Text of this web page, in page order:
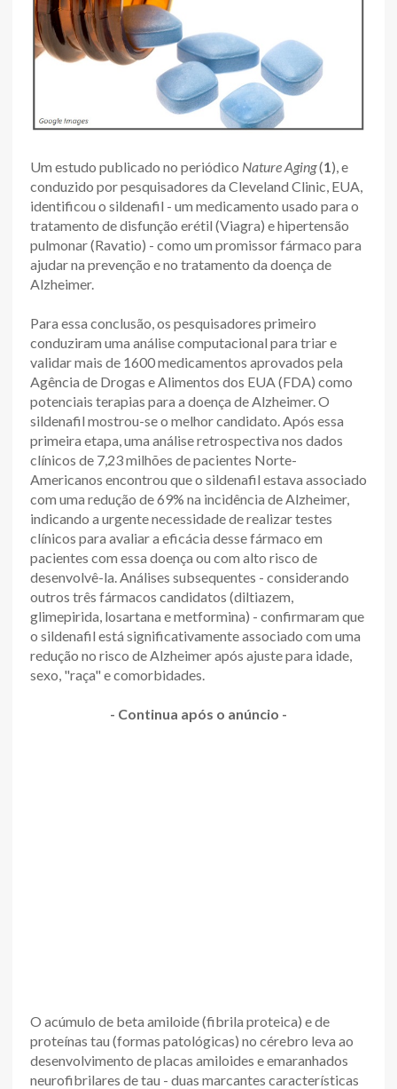
Um estudo publicado no periódico Nature Aging(1 ), e
conduzido por pesquisadores da Cleveland Clinic, EUA,
identificou o sildenafil - um medicamento usado para o
tratamento de disfunção erétil (Viagra) e hipertensão
pulmonar (Ravatio) - como um promissor fármaco para
ajudar na prevenção e no tratamento da doença de
Alzheimer.
Para essa conclusão, os pesquisadores primeiro
conduziram uma análise computacional para triar e
validar mais de 1600 medicamentos aprovados pela
Agência de Drogas e Alimentos dos EUA (FDA) como
potenciais terapias para a doença de Alzheimer. O
sildenafil mostrou-se o melhor candidato. Após essa
primeira etapa, uma análise retrospectiva nos dados
clínicos de 7,23 milhões de pacientes Norte-
Americanos encontrou que o sildenafil estava associado
com uma redução de 69% na incidência de Alzheimer,
indicando a urgente necessidade de realizar testes
clínicos para avaliar a eficácia desse fármaco em
pacientes com essa doença ou com alto risco de
desenvolvê-la. Análises subsequentes - considerando
outros três fármacos candidatos (diltiazem,
glimepirida, losartana e metformina) - confirmaram que
o sildenafil está significativamente associado com uma
redução no risco de Alzheimer após ajuste para idade,
sexo, "raça" e comorbidades.
- Continua após o anúncio -
O acúmulo de beta amiloide (fibrila proteica) e de
proteínas tau (formas patológicas) no cérebro leva ao
desenvolvimento de placas amiloides e emaranhados
neurofibrilares de tau - duas marcantes características